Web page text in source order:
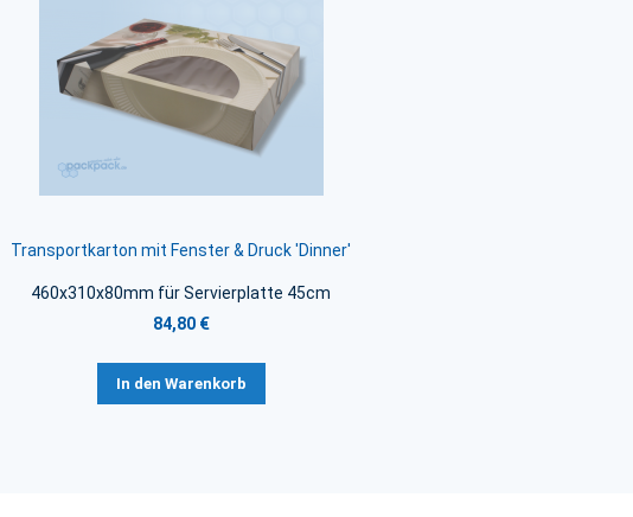
Transportkarton mit Fenster & Druck 'Dinner'
460x310x80mm für Servierplatte 45cm
84,80 €
In den Warenkorb